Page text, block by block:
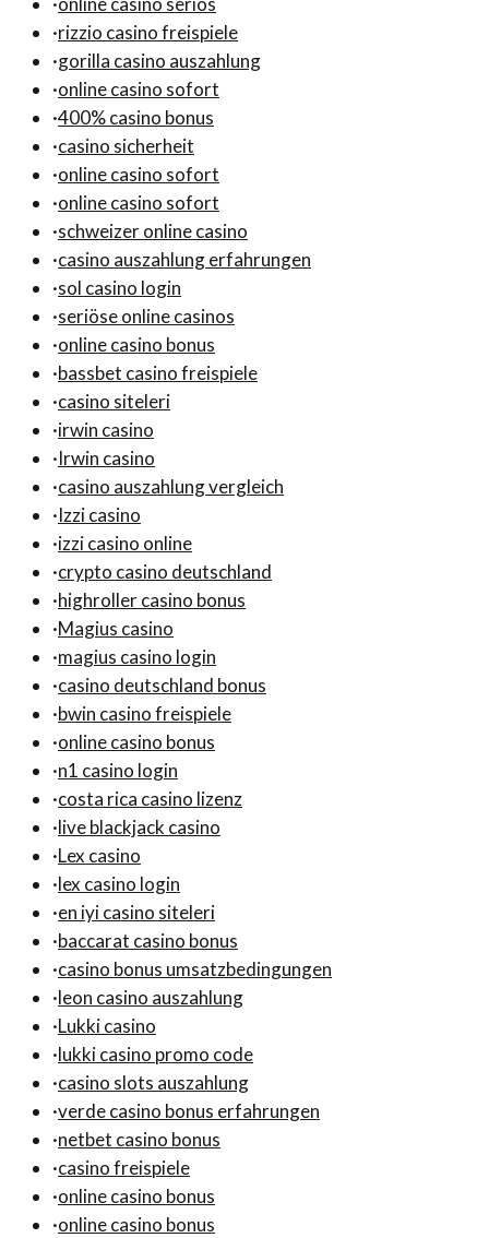
·rizzio casino freispiele
·gorilla casino auszahlung
·online casino sofort
·400% casino bonus
·casino sicherheit
·online casino sofort
·online casino sofort
·schweizer online casino
·casino auszahlung erfahrungen
·sol casino login
·seriöse online casinos
·online casino bonus
·bassbet casino freispiele
·casino siteleri
·irwin casino
·Irwin casino
·casino auszahlung vergleich
·Izzi casino
·izzi casino online
·crypto casino deutschland
·highroller casino bonus
·Magius casino
·magius casino login
·casino deutschland bonus
·bwin casino freispiele
·online casino bonus
·n1 casino login
·costa rica casino lizenz
·live blackjack casino
·Lex casino
·lex casino login
·en iyi casino siteleri
·baccarat casino bonus
·casino bonus umsatzbedingungen
·leon casino auszahlung
·Lukki casino
·lukki casino promo code
·casino slots auszahlung
·verde casino bonus erfahrungen
·netbet casino bonus
·casino freispiele
·online casino bonus
·online casino bonus